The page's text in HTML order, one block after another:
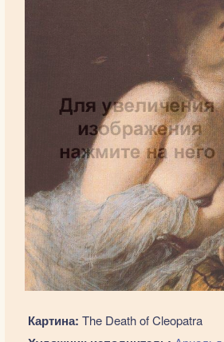
Картина: The Death of Cleopatra